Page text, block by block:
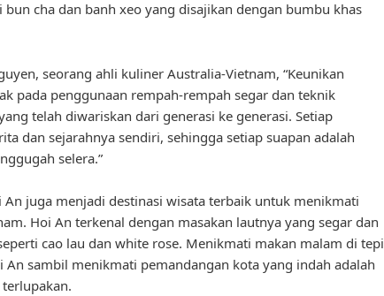
cha dan banh xeo yang disajikan dengan bumbu khas
seorang ahli kuliner Australia-Vietnam, “Keunikan
pada penggunaan rempah-rempah segar dan teknik
telah diwariskan dari generasi ke generasi. Setiap
dan sejarahnya sendiri, sehingga setiap suapan adalah
selera.”
An juga menjadi destinasi wisata terbaik untuk menikmati
Hoi An terkenal dengan masakan lautnya yang segar dan
cao lau dan white rose. Menikmati makan malam di tepi
An sambil menikmati pemandangan kota yang indah adalah